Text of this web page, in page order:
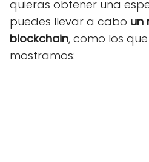
quieras obtener una
puedes llevar a cabo un
blockchain, como los
mostramos: